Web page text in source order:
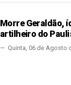
Morre Geraldão,
artilheiro do
Quinta, 06 de Agosto